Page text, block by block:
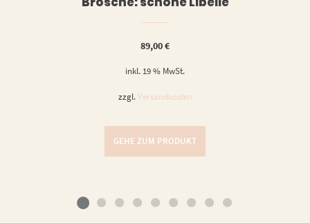
89,00€
inkl. 19 % MwSt.
zzgl. Versandkosten
GEHE ZUM PRODUKT